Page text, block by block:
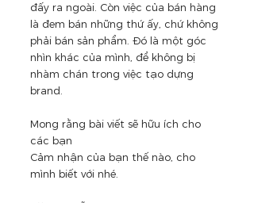
đấy ra ngoài. Còn việc của bán hàng
là đem bán những thứ ấy, chứ không
phải bán sản phẩm. Đó là một góc
nhìn khác của mình, để không bị
nhàm chán trong việc tạo dựng
brand.
Mong rằng bài viết sẽ hữu ích cho
các bạn
Cảm nhận của bạn thế nào, cho
mình biết với nhé.